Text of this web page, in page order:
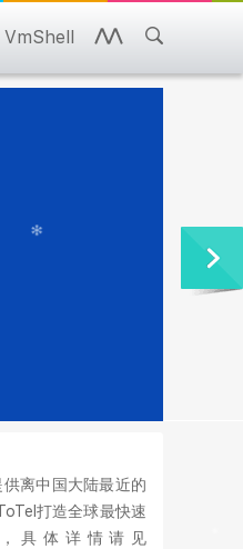
VmShell
离中国大陆最近的
打造全球最快速
具体详情请见